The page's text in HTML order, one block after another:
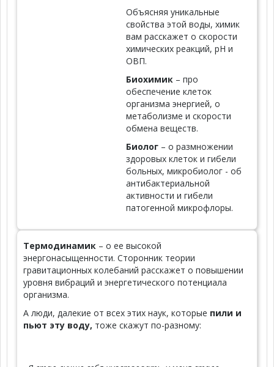
Объясняя уникальные
свойства этой воды, химик
вам расскажет о скорости
химических реакций, рН и
ОВП.
Биохимик – про
обеспечение клеток
организма энергией, о
метаболизме и скорости
обмена веществ.
Биолог – о размножении
здоровых клеток и гибели
больных, микробиолог - об
антибактериальной
активности и гибели
патогенной микрофлоры.
Термодинамик – о ее высокой
энергонасыщенности. Сторонник теории
гравитационных колебаний расскажет о повышении
уровня вибраций и энергетического потенциала
организма.
А люди, далекие от всех этих наук, которые пили и
пьют эту воду, тоже скажут по-разному: